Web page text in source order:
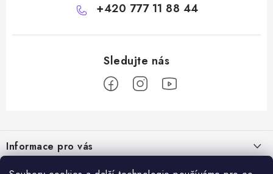
+420 777 11 88 44
pInformace pro vás
Doprava a platba